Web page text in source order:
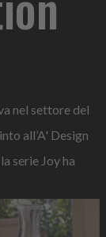
nel settore del
all’A' Design
serie Joy ha